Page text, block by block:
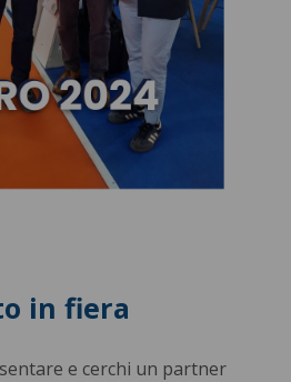
in fiera
e cerchi un partner